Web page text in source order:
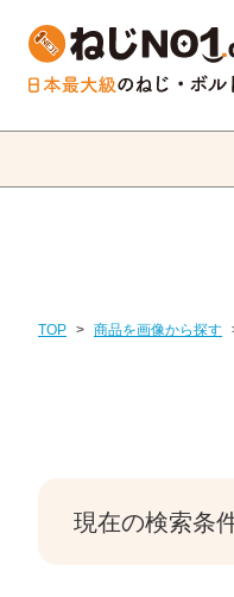
TOP > 商品を画像から探す
現在の検索条